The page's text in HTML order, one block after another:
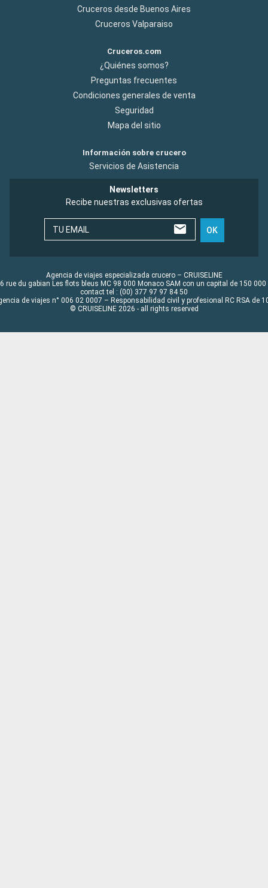
Cruceros desde Buenos Aires
Cruceros Valparaiso
Cruceros.com
¿Quiénes somos?
Preguntas frecuentes
Condiciones generales de venta
Seguridad
Mapa del sitio
Información sobre crucero
Servicios de Asistencia
Newsletters
Recibe nuestras exclusivas ofertas
TU EMAIL OK
Agencia de viajes especializada crucero – CRUISELINE
rue du gabian Les flots bleus MC 98 000 Monaco SAM con un capital de 150 000
contact tel : (00) 377 97 97 84 50
de viajes n° 006 02 0007 – Responsabilidad civil y profesional RC RSA de
© CRUISELINE 2026 - all rights reserved